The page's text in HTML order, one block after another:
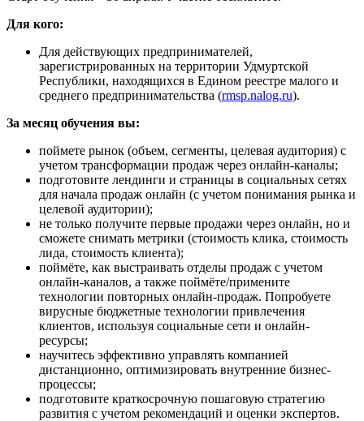
Для кого:
Для действующих предпринимателей,
зарегистрированных на территории Удмуртской
Республики, находящихся в Едином реестре малого и
среднего предпринимательства (rmsp.nalog.ru).
За месяц обучения вы:
поймете рынок (объем, сегменты, целевая аудитория) с
учетом трансформации продаж через онлайн-каналы;
подготовите лендинги и страницы в социальных сетях
для начала продаж онлайн (с учетом понимания рынка и
целевой аудитории);
не только получите первые продажи через онлайн, но и
сможете снимать метрики (стоимость клика, стоимость
лида, стоимость клиента);
поймёте, как выстраивать отделы продаж с учетом
онлайн-каналов, а также поймёте/примените
технологии повторных онлайн-продаж. Попробуете
вирусные бюджетные технологии привлечения
клиентов, используя социальные сети и онлайн-
ресурсы;
научитесь эффективно управлять компанией
дистанционно, оптимизировать внутренние бизнес-
процессы;
подготовите краткосрочную пошаговую стратегию
развития с учетом рекомендаций и оценки экспертов.